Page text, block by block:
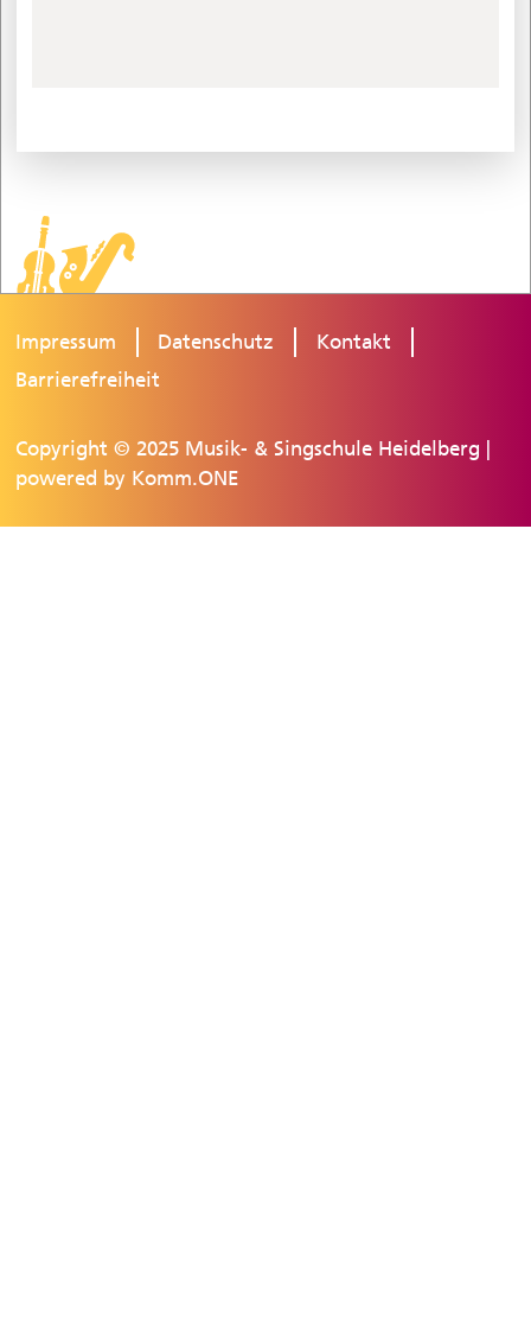
Impressum Datenschutz
Kontakt
Barrierefreiheit
Copyright © 2025 Musik- & Singschule Heidelberg |
powered by Komm.ONE